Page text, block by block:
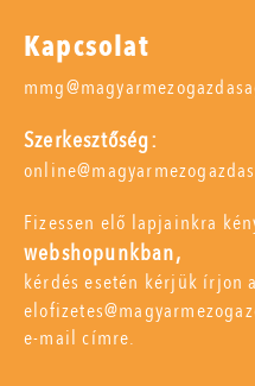
Kapcsolat
Szerkesztőség:
Fizessen elő lapjainkra
webshopunkban,
kérdés esetén kérjük írjon
e-mail címre.